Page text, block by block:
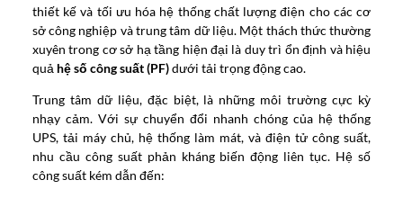
thiết kế và tối ưu hóa hệ thống chất lượng điện cho các cơ
sở công nghiệp và trung tâm dữ liệu. Một thách thức thường
xuyên trong cơ sở hạ tầng hiện đại là duy trì ổn định và hiệu
quả hệ số công suất (PF)dưới tải trọng động cao.
Trung tâm dữ liệu, đặc biệt, là những môi trường cực kỳ
nhạy cảm. Với sự chuyển đổi nhanh chóng của hệ thống
UPS, tải máy chủ, hệ thống làm mát, và điện tử công suất,
nhu cầu công suất phản kháng biến động liên tục. Hệ số
công suất kém dẫn đến: